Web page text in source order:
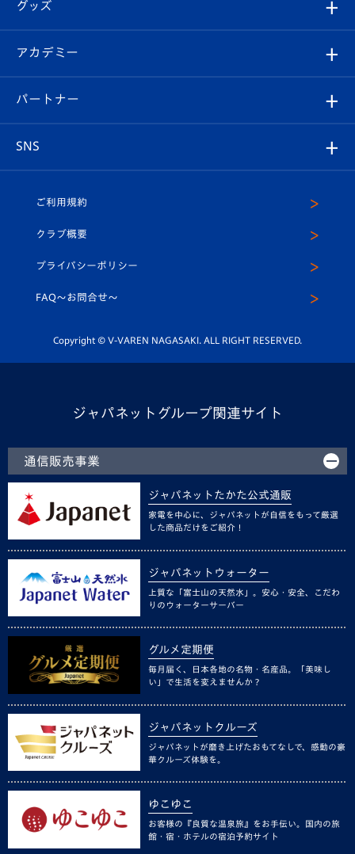
チケット
イベント
メディア
ホームタウン
スタッフプロフィール
マスコット紹介
平和祈念活動
ホームタウン活動
Revive Team
ヴィヴィくんの長崎おもてなしガイド
フォトギャラリー
スタジアムグルメ
V-LOVERS（ファンクラブ）
プレイヤーズスイート
グッズ
オンラインショップ
店舗情報
アカデミー
育成からのお知らせ
U-18
スクール
パートナー
SNS
ヴィヴィくんインスタグラム
公式LINE＠
ご利用規約
クラブ概要
プライバシーポリシー
FAQ〜お問合せ〜
Copyright © V-VAREN NAGASAKI. ALL RIGHT RESERVED.
ジャパネットグループ関連サイト
通信販売事業
ジャパネットたかた公式通販
家電を中心に、ジャパネットが自信をもって厳選
した商品だけをご紹介！
ジャパネットウォーター
上質な「富士山の天然水」。安心・安全、こだわ
りのウォーターサーバー
グルメ定期便
毎月届く、日本各地の名物・名産品。「美味し
い」で生活を変えませんか？
ジャパネットクルーズ
ジャパネットが磨き上げたおもてなしで、感動の豪
華クルーズ体験を。
ゆこゆこ
お客様の『良質な温泉旅』をお手伝い。国内の旅
館・宿・ホテルの宿泊予約サイト